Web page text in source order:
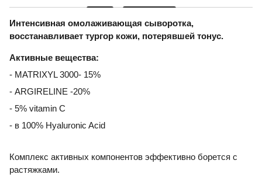
Интенсивная омолаживающая сыворотка,
восстанавливает тургор кожи, потерявшей тонус.
Активные вещества:
- MATRIXYL 3000- 15%
- ARGIRELINE -20%
- 5% vitamin C
- в 100% Hyaluronic Acid
Комплекс активных компонентов эффективно борется с
растяжками.